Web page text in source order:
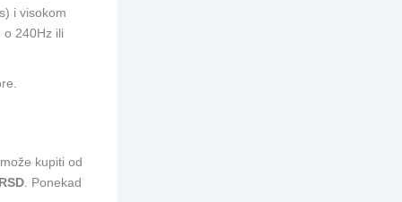
i visokom
o 240Hz ili
kupiti od
. Ponekad